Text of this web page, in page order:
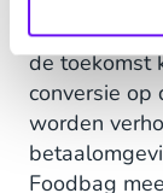
De
de toekomst
conversie op
worden
Foodbag